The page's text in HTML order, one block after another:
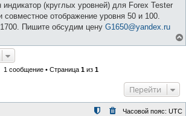
(круглых уровней) для Forex Tester
отображение уровня 50 и 100.
Пишите обсудим цену G1650@yandex.ru
1 сообщение • Страница 1из 1
Перейти
Часовой пояс: UTC